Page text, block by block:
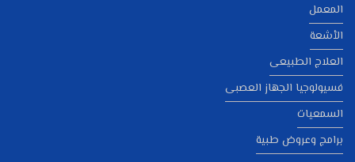
المعمل
الأشعة
العلاج الطبيعى
فسيولوجيا الجهاز العصبى
السمعيات
برامج وعروض طبية